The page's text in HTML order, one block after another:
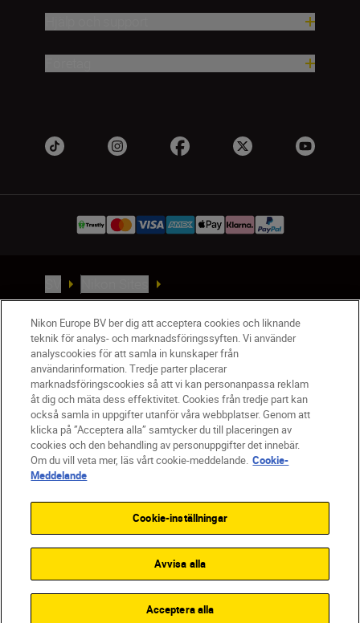
Kontakta oss
Policydokument om personuppgiftsbehandling
Användningsvillkor
Användarvillkor för Nikon Store
Cookie-meddelande
Tillgänglighet
Cookieinställningar
© 2026 Nikon
Nikon Europe BV ber dig att acceptera cookies och liknande
teknik för analys- och marknadsföringssyften. Vi använder
analyscookies för att samla in kunskaper från
användarinformation. Tredje parter placerar
marknadsföringscookies så att vi kan personanpassa reklam
åt dig och mäta dess effektivitet. Cookies från tredje part kan
också samla in uppgifter utanför våra webbplatser. Genom att
klicka på ”Acceptera alla” samtycker du till placeringen av
cookies och den behandling av personuppgifter det innebär.
Om du vill veta mer, läs vårt cookie-meddelande. Cookie-
Meddelande
Cookie-inställningar
Avvisa alla
Acceptera alla